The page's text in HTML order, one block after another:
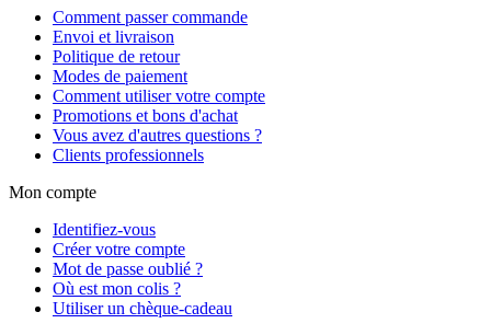
Comment passer commande
Envoi et livraison
Politique de retour
Modes de paiement
Comment utiliser votre compte
Promotions et bons d'achat
Vous avez d'autres questions ?
Clients professionnels
Mon compte
Identifiez-vous
Créer votre compte
Mot de passe oublié ?
Où est mon colis ?
Utiliser un chèque-cadeau